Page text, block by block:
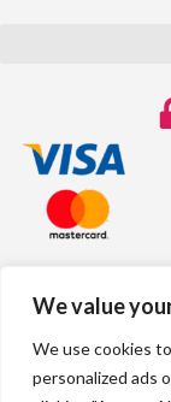
We value
We use cookies
personalized ads
2024